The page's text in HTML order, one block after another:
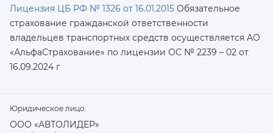
Лицензия ЦБ РФ № 1326 от 16.01.2015 Обязательное
страхование гражданской ответственности
владельцев транспортных средств осуществляется AO
«АльфаСтрахование» по лицензии ОС № 2239 – 02 от
16.09.2024 г
Юридическое лицо:
ООО «АВТОЛИДЕР»